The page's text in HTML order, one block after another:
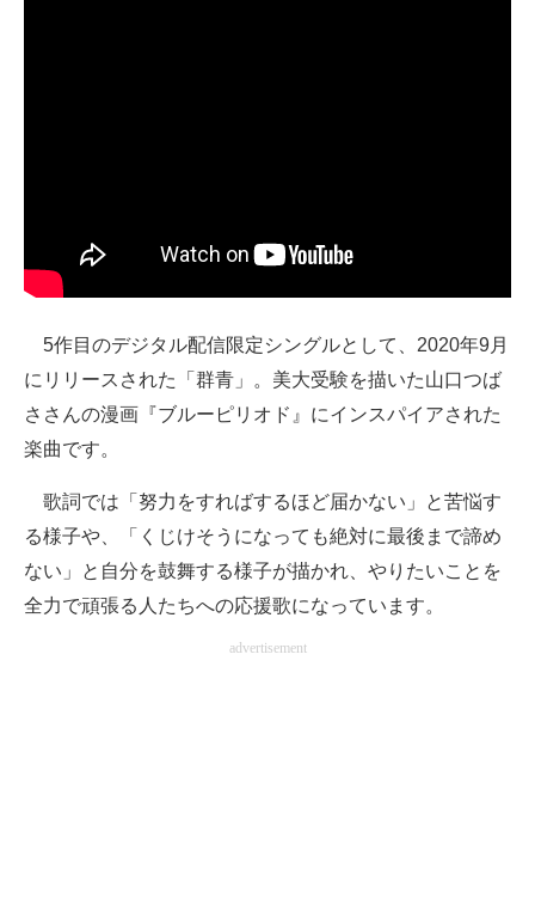
5作目のデジタル配信限定シングルとして、2020年9月
にリリースされた「群青」。美大受験を描いた山口つば
ささんの漫画『ブルーピリオド』にインスパイアされた
楽曲です。
歌詞では「努力をすればするほど届かない」と苦悩す
る様子や、「くじけそうになっても絶対に最後まで諦め
ない」と自分を鼓舞する様子が描かれ、やりたいことを
全力で頑張る人たちへの応援歌になっています。
advertisement